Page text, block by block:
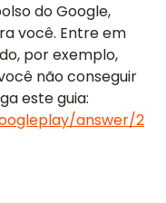
do Google,
você. Entre em
por exemplo,
não conseguir
este guia:
answer/2